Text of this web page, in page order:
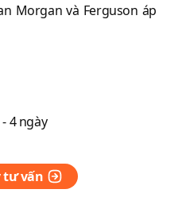
Morgan và Ferguson áp
4 ngày
tư vấn